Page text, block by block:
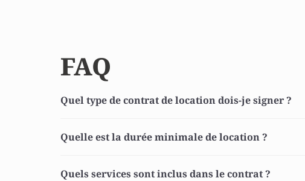
FAQ
Quel type de contrat de location dois-je signer ?
Quelle est la durée minimale de location ?
Quels services sont inclus dans le contrat ?